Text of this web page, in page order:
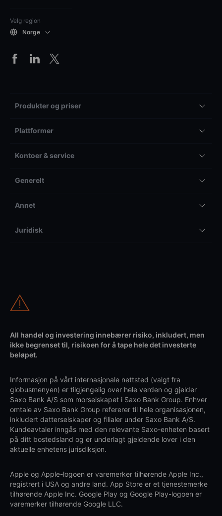
Velg region
Norge
Produkter og priser
Plattformer
Kontoer & service
Generelt
Annet
Juridisk
All handel og investering innebærer risiko, inkludert, men
ikke begrenset til, risikoen for å tape hele det investerte
beløpet.
Informasjon på vårt internasjonale nettsted (valgt fra
globusmenyen) er tilgjengelig over hele verden og gjelder
Saxo Bank A/S som morselskapet i Saxo Bank Group. Enhver
omtale av Saxo Bank Group refererer til hele organisasjonen,
inkludert datterselskaper og filialer under Saxo Bank A/S.
Kundeavtaler inngås med den relevante Saxo-enheten basert
på ditt bostedsland og er underlagt gjeldende lover i den
aktuelle enhetens jurisdiksjon.
Apple og Apple-logoen er varemerker tilhørende Apple Inc.,
registrert i USA og andre land. App Store er et tjenestemerke
tilhørende Apple Inc. Google Play og Google Play-logoen er
varemerker tilhørende Google LLC.